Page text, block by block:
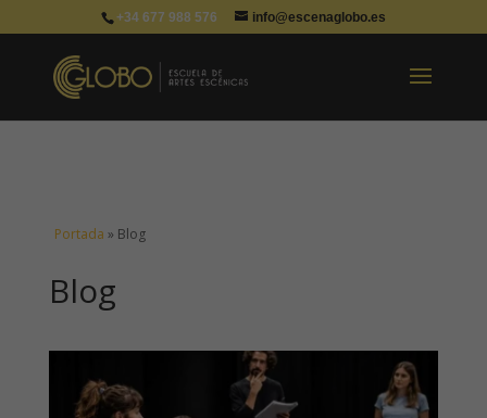
+34 677 988 576 info@escenaglobo.es
Portada » Blog
Blog